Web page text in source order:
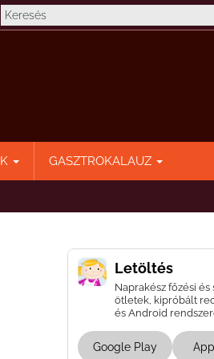
GASZTROKALAUZ
Letöltés
Naprakész főzési és
ötletek, kipróbált
és Android
Google Play